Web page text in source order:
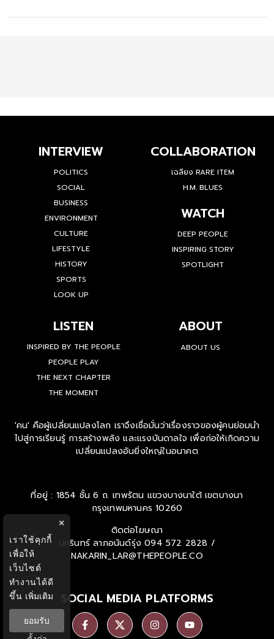
INTERVIEW
POLITICS
SOCIAL
BUSINESS
ENVIRONMENT
CULTURE
LIFESTYLE
HISTORY
SPORTS
COLLABORATION
เฉลียง RARE ITEM
WATCH
DEEP PEOPLE
INSPIRING STORY
LISTEN
INSPIRED BY THE PEOPLE
PEOPLE PLAY
THE NEXT CHAPTER
ABOUT
'คน' คือผู้เปลี่ยนแปลงโลก เราจึงเชื่อมั่นว่าเรื่องราวของผู้คนย่อมนำ
ไปสู่การเรียนรู้ การสร้างพลัง และแรงบันดาลใจ เพื่อก่อให้เกิดความ
ที่อยู่ : 1854 ชั้น 6 ถ. เทพรัตน แขวงบางนาใต้ เขตบางนา
กรุงเทพมหานคร 10260
ติดต่อโฆษณา
นครินทร์ ลาภอนันด์รุ่ง 094 572 2828 /
SOCIAL MEDIA PLATFORMS
×
เราใช้คุกกี้
เพื่อให้
เว็บไซต์
ทำงานได้ดี
ขึ้น เพิ่มเติม
ยอมรับ